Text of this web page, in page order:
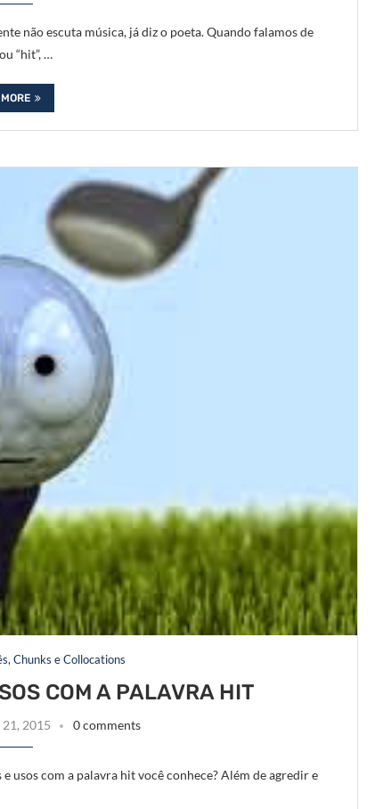
não escuta música, já diz o poeta. Quando falamos de
“hit”, …
Chunks e Collocations
COM A PALAVRA HIT
21, 2015 0 comments
usos com a palavra hit você conhece? Além de agredir e